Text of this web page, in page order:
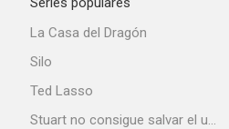
La Casa del Dragón
Silo
Ted Lasso
Stuart no consigue salvar el universo